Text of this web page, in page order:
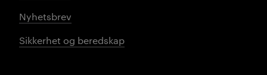
Nyhetsbrev
Sikkerhet og beredskap